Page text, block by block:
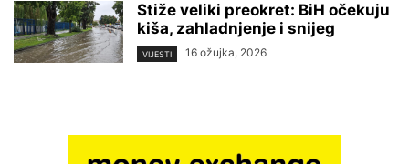
Stiže veliki preokret: BiH očekuju
kiša, zahladnjenje i snijeg
VIJESTI 16 ožujka, 2026